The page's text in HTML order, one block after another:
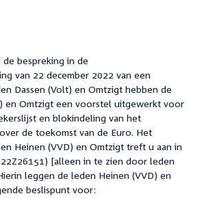
de bespreking in de
van 22 december 2022 van een
Dassen (Volt) en Omtzigt hebben de
en Omtzigt een voorstel uitgewerkt voor
en blokindeling van het
de toekomst van de Euro. Het
Heinen (VVD) en Omtzigt treft u aan in
[alleen in te zien door leden
leggen de leden Heinen (VVD) en
beslispunt voor: